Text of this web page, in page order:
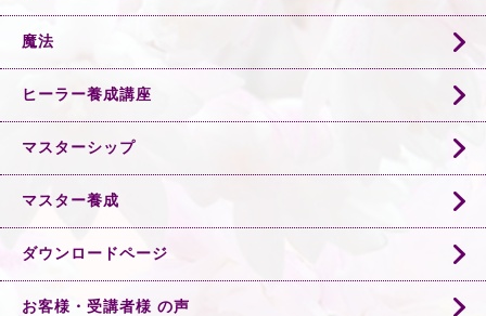
魔法
ヒーラー養成講座
マスターシップ
マスター養成
ダウンロードページ
お客様・受講者様 の声